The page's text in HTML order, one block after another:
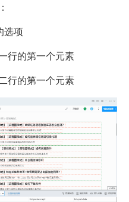
选项
行的第一个元素
行的第一个元素